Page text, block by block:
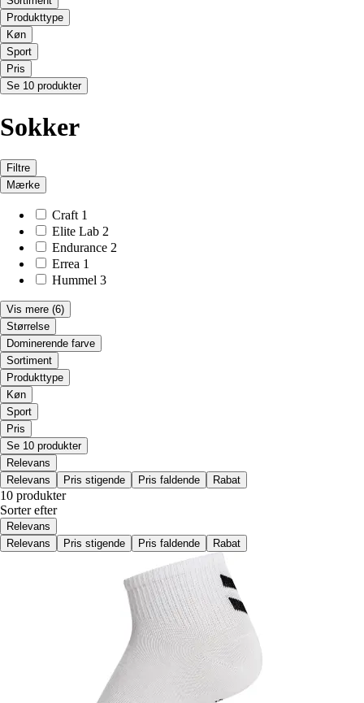
Produkttype
Køn
Sport
Pris
Se 10 produkter
Sokker
Filtre
Mærke
Craft 1
Elite Lab 2
Endurance 2
Errea 1
Hummel 3
Vis mere (6)
Størrelse
Dominerende farve
Sortiment
Produkttype
Køn
Sport
Pris
Se 10 produkter
Relevans
Relevans
Pris stigende Pris faldende Rabat
10 produkter
Sorter efter
Relevans
Relevans
Pris stigende Pris faldende Rabat